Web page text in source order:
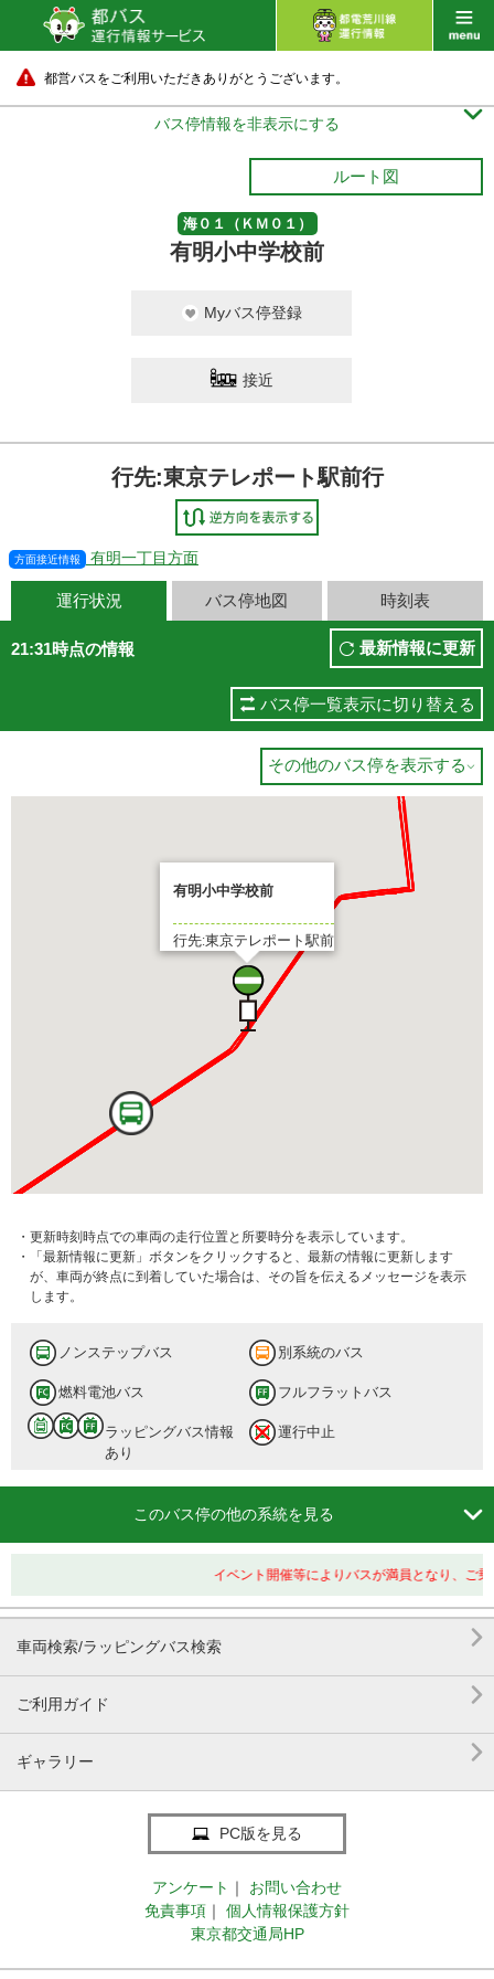
都営バスをご利用いただきありがとうございます。
バス停情報を非表示にする 
ルート図
海０１（ＫＭ０１）
有明小中学校前
Myバス停登録
接近
行先:東京テレポート駅前行
方面接近情報 有明一丁目方面
運行状況 バス停地図 時刻表
21:31時点の情報 最新情報に更新
バス停一覧表示に切り替える
その他のバス停を表示する 
有明小中学校前
行先:東京テレポート駅前
・更新時刻時点での車両の走行位置と所要時分を表示しています。
・「最新情報に更新」ボタンをクリックすると、最新の情報に更新します
が、車両が終点に到着していた場合は、その旨を伝えるメッセージを表示
します。
ノンステップバス 別系統のバス
燃料電池バス フルフラットバス
ラッピングバス情報
あり
運行中止
このバス停の他の系統を見る 
イベント開催等によりバスが満員となり、ご
車両検索/ラッピングバス検索 
ご利用ガイド 
ギャラリー 
PC版を見る
アンケート ｜
お問い合わせ
免責事項 ｜
個人情報保護方針
東京都交通局HP